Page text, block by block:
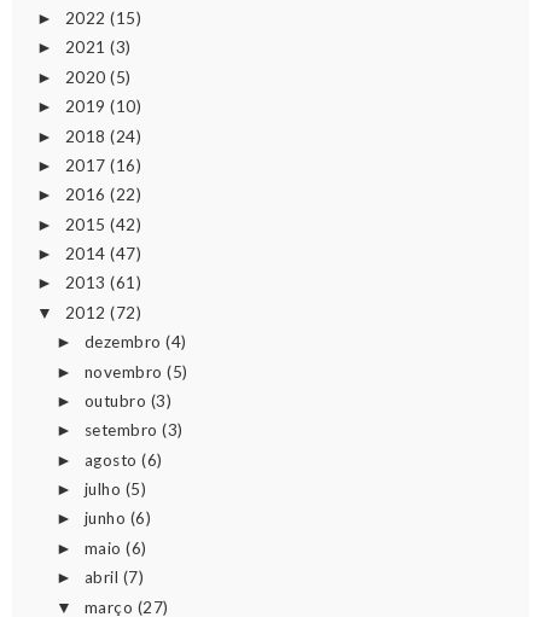
► 2022 (15)
► 2021 (3)
► 2020 (5)
► 2019 (10)
► 2018 (24)
► 2017 (16)
► 2016 (22)
► 2015 (42)
► 2014 (47)
► 2013 (61)
▼ 2012 (72)
► dezembro(4)
► novembro(5)
► outubro (3)
► setembro(3)
► agosto(6)
► julho (5)
► junho (6)
► maio(6)
► abril (7)
▼ março (27)